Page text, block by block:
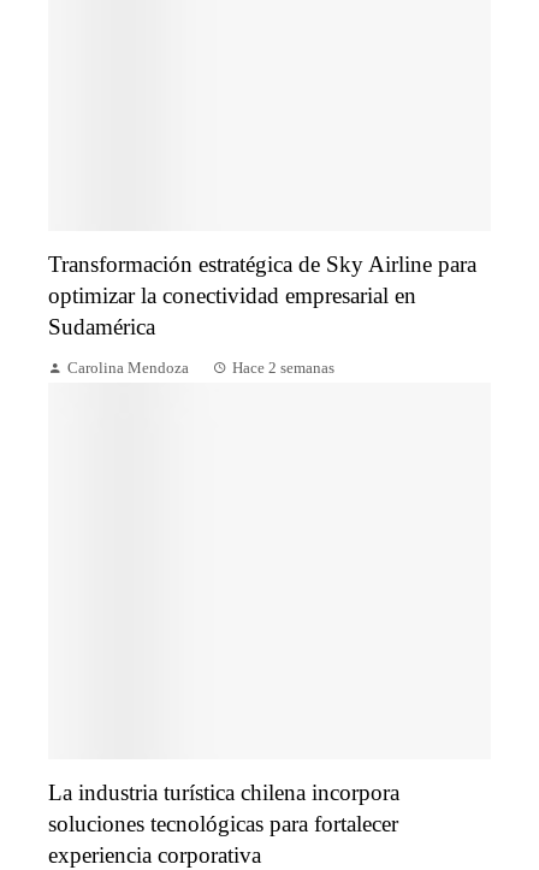
Transformación estratégica de Sky Airline para
optimizar la conectividad empresarial en
Sudamérica
Carolina Mendoza Hace 2 semanas
La industria turística chilena incorpora
soluciones tecnológicas para fortalecer
experiencia corporativa